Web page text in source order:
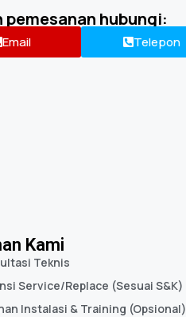
hubungi:
Email Telepon
Kami
Teknis
Service/Replace (Sesuai S&K)
Instalasi & Training (Opsional)